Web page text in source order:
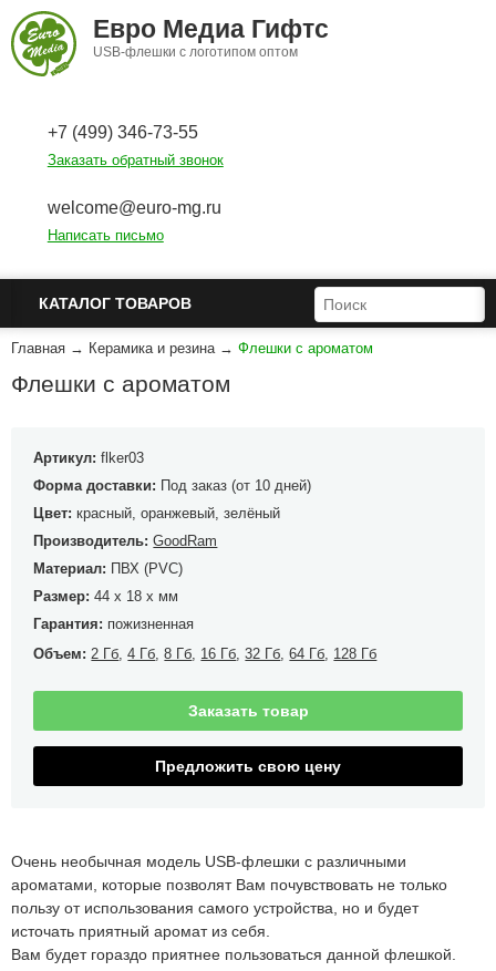
Перейти к основному содержанию
Евро Медиа Гифтс
USB-флешки с логотипом оптом
+7 (499) 346-73-55
Заказать обратный звонок
welcome@euro-mg.ru
Написать письмо
КАТАЛОГ ТОВАРОВ ФОРМА ПОИСКА
ПОИСК
Главная → Керамика и резина → Флешки с ароматом
Флешки с ароматом
Артикул:flker03
Форма доставки: Под заказ (от 10 дней)
Цвет:красный, оранжевый, зелёный
Производитель:GoodRam
Материал: ПВХ (PVC)
Размер:44 x 18 x мм
Гарантия: пожизненная
Объем: 2 Гб ,4 Гб ,8 Гб 16 Гб ,32 Гб ,64 Гб 128 Гб
Заказать товар
Предложить свою цену
Очень необычная модель USB-флешки с различными
ароматами, которые позволят Вам почувствовать не только
пользу от использования самого устройства, но и будет
источать приятный аромат из себя.
Вам будет гораздо приятнее пользоваться данной флешкой.